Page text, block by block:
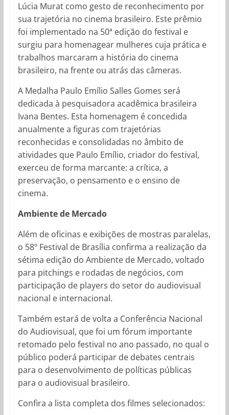
Lúcia Murat como gesto de reconhecimento por
sua trajetória no cinema brasileiro. Este prêmio
foi implementado na 50ª edição do festival e
surgiu para homenagear mulheres cuja prática e
trabalhos marcaram a história do cinema
brasileiro, na frente ou atrás das câmeras.
A Medalha Paulo Emílio Salles Gomes será
dedicada à pesquisadora acadêmica brasileira
Ivana Bentes. Esta homenagem é concedida
anualmente a figuras com trajetórias
reconhecidas e consolidadas no âmbito de
atividades que Paulo Emílio, criador do festival,
exerceu de forma marcante: a crítica, a
preservação, o pensamento e o ensino de
cinema.
Ambiente de Mercado
Além de oficinas e exibições de mostras paralelas,
o 58º Festival de Brasília confirma a realização da
sétima edição do Ambiente de Mercado, voltado
para pitchings e rodadas de negócios, com
participação de players do setor do audiovisual
nacional e internacional.
Também estará de volta a Conferência Nacional
do Audiovisual, que foi um fórum importante
retomado pelo festival no ano passado, no qual o
público poderá participar de debates centrais
para o desenvolvimento de políticas públicas
para o audiovisual brasileiro.
Confira a lista completa dos filmes selecionados: